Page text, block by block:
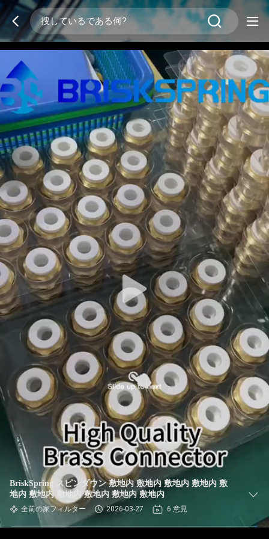
BriskSpring スピンダウン 敷地内 敷地内 敷地内 敷地内 敷
地内 敷地内 敷地内 敷地内 敷地内 敷地内
全前の家フィルター 2026-03-27 6 意見